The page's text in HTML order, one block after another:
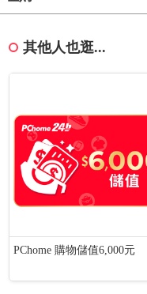
其他人也逛...
PChome 購物儲值6,000元